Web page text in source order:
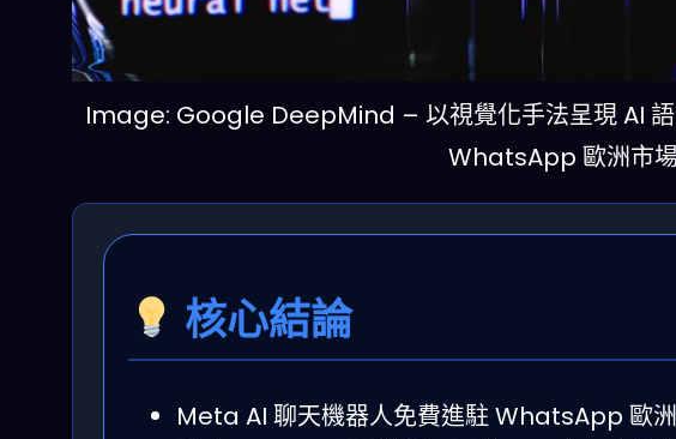
Image: Google DeepMind – 以視覺化手法呈現 AI 語
WhatsApp 歐洲市場
核心結論
Meta AI 聊天機器人免費進駐 WhatsApp 歐